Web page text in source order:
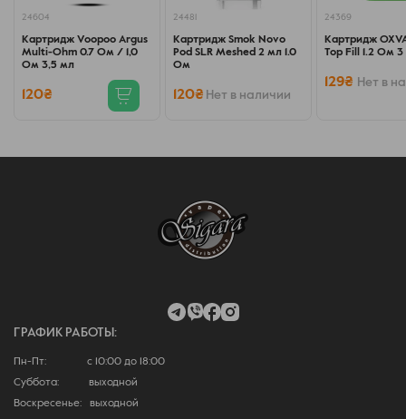
24604
Картридж Voopoo Argus
Multi-Ohm 0.7 Ом / 1,0
Ом 3,5 мл
120₴
24481
Картридж Smok Novo
Pod SLR Meshed 2 мл 1.0
Ом
120₴ Нет в наличии
24369
Картридж
Top Fill 1.2 Ом
129₴ Нет в
ГРАФИК РАБОТЫ:
Пн-Пт: с 10:00 до 18:00
Суббота: выходной
Воскресенье: выходной